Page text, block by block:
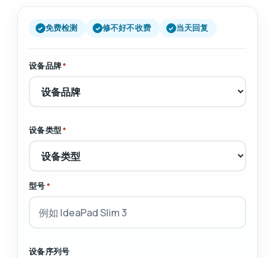
免费检测 修不好不收费 当天回复
设备品牌*
设备类型*
型号*
设备序列号